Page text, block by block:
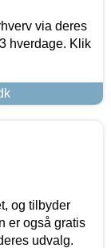
via deres
hverdage. Klik
og tilbyder
er også gratis
udvalg.